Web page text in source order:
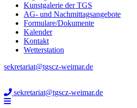
Kunstgalerie der TGS
AG- und Nachmittagsangebote
Formulare/Dokumente
Kalender
Kontakt
Wetterstation
sekretariat@tgscz-weimar.de
sekretariat@tgscz-weimar.de